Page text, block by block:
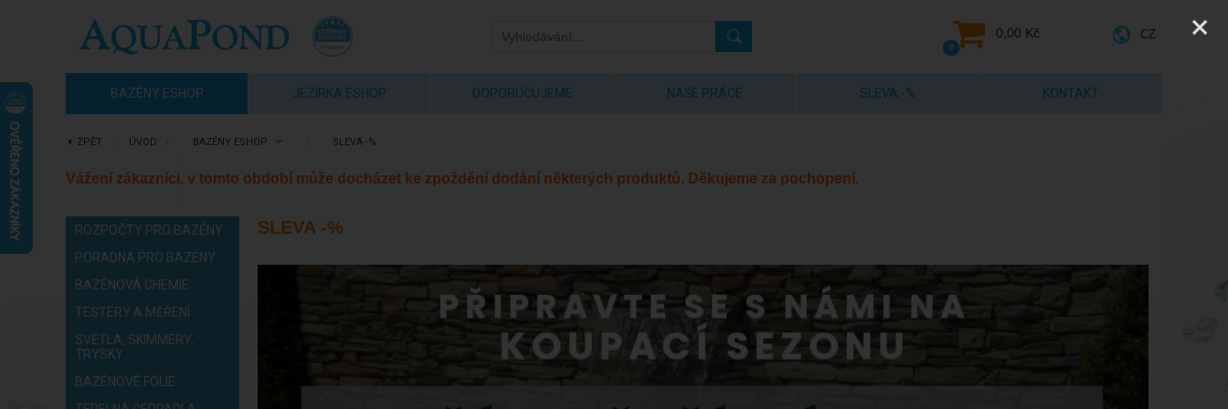
0,00 Kč
0
CZ
BAZÉNY ESHOP JEZÍRKA ESHOP DOPORUČUJEME NAŠE PRÁCE SLEVA -% KONTAKT
ZPĚT ÚVOD BAZÉNY ESHOP SLEVA -%
Vážení zákazníci, v tomto období může docházet ke zpoždění dodání některých produktů. Děkujeme za pochopení.
ROZPOČTY PRO BAZÉNY
PORADNA PRO BAZÉNY
BAZÉNOVÁ CHEMIE
TESTERY A MĚŘENÍ
SVĚTLA, SKIMMERY,
TRYSKY
BAZÉNOVÉ FÓLIE
SLEVA -%